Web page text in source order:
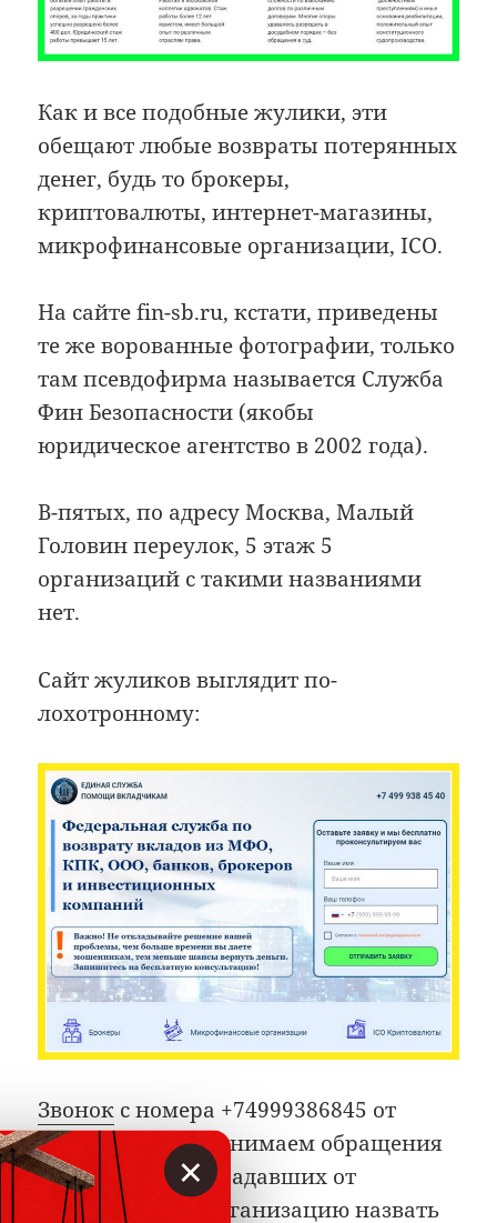
Как и все подобные жулики, эти
обещают любые возвраты потерянных
денег, будь то брокеры,
криптовалюты, интернет-магазины,
микрофинансовые организации, ICO.
На сайте fin-sb.ru, кстати, приведены
те же ворованные фотографии, только
там псевдофирма называется Служба
Фин Безопасности (якобы
юридическое агентство в 2002 года).
В-пятых, по адресу Москва, Малый
Головин переулок, 5 этаж 5
организаций с такими названиями
нет.
Сайт жуликов выглядит по-
лохотронному:
Звонок с номера +74999386845 от
жулика: «Мы принимаем обращения
от граждан, пострадавших от
мошенников». Организацию назвать
×